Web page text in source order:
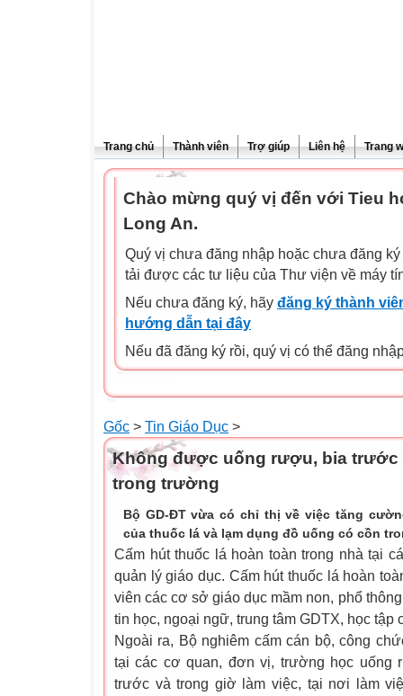
Trang chủ Thành viên Trợ giúp Liên hệ Trang
Chào mừng quý vị đến với Tieu
Long An.
Quý vị chưa đăng nhập hoặc chưa đăng
tải được các tư liệu của Thư viện về máy
Nếu chưa đăng ký, hãy đăng ký thành
hướng dẫn tại đây
Nếu đã đăng ký rồi, quý vị có thể đăng
Gốc > Tin Giáo Dục >
Không được uống rượu, bia trước
trong trường
Bộ GD-ĐT vừa có chỉ thị về việc tăng
của thuốc lá và lạm dụng đồ uống có cồn
Cấm hút thuốc lá hoàn toàn trong nhà tại
quản lý giáo dục. Cấm hút thuốc lá hoàn
viên các cơ sở giáo dục mầm non, phổ
tin học, ngoại ngữ, trung tâm GDTX, học tập
Ngoài ra, Bộ nghiêm cấm cán bộ, công
tại các cơ quan, đơn vị, trường học uống
trước và trong giờ làm việc, tại nơi làm